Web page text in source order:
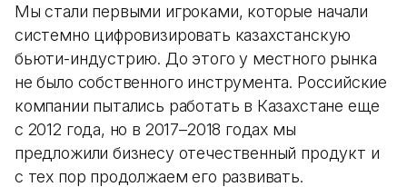
Мы стали первыми игроками, которые начали
системно цифровизировать казахстанскую
бьюти-индустрию. До этого у местного рынка
не было собственного инструмента. Российские
компании пытались работать в Казахстане еще
с 2012 года, но в 2017–2018 годах мы
предложили бизнесу отечественный продукт и
с тех пор продолжаем его развивать.